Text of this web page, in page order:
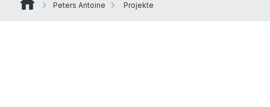
Peters Antoine Projekte